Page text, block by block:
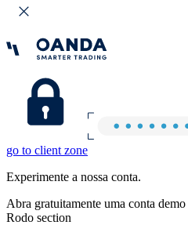
go to client zone
Experimente a nossa conta.
Abra gratuitamente uma conta demo
Rodo section